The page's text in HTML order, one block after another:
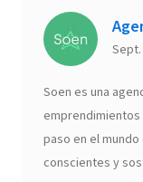
Sept.
Soen es una
paso en el
conscientes y